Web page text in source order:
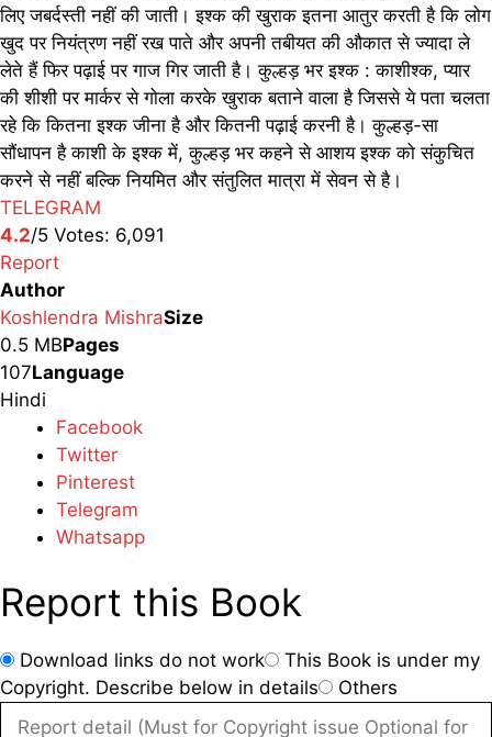
लिए जबर्दस्ती नहीं की जाती। इश्क की खुराक इतना आतुर करती है कि लोग
खुद पर नियंत्रण नहीं रख पाते और अपनी तबीयत की औकात से ज्यादा ले
लेते हैं फिर पढ़ाई पर गाज गिर जाती है। कुल्हड़ भर इश्क : काशीश्क, प्यार
की शीशी पर मार्कर से गोला करके खुराक बताने वाला है जिससे ये पता चलता
रहे कि कितना इश्क जीना है और कितनी पढ़ाई करनी है। कुल्हड़-सा
सौंधापन है काशी के इश्क में, कुल्हड़ भर कहने से आशय इश्क को संकुचित
करने से नहीं बल्कि नियमित और संतुलित मात्रा में सेवन से है।
TELEGRAM
4.2/5 Votes: 6,091
Report
Author
Koshlendra MishraSize
0.5 MBPages
107Language
Hindi
Facebook
Twitter
Pinterest
Telegram
Whatsapp
Report this Book
Download links do not work
This Book is under my
Copyright. Describe below in details
Others